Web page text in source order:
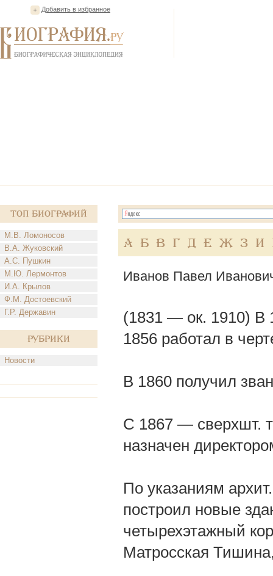
Добавить в избранное
Топ Биографий
М.В. Ломоносов
В.А. Жуковский
А.С. Пушкин
М.Ю. Лермонтов
И.А. Крылов
Ф.М. Достоевский
Г.Р. Державин
Рубрики
Новости
А Б В Г Д Е Ж З И
Иванов Павел
(1831 — ок. 1910) В
1856 работал в
В 1860 получил
С 1867 — сверхшт.
назначен
По указаниям
построил новые
четырехэтажный
Матросская